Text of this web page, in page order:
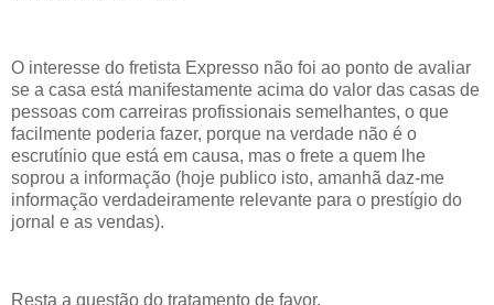
O interesse do fretista Expresso não foi ao ponto de avaliar
se a casa está manifestamente acima do valor das casas de
pessoas com carreiras profissionais semelhantes, o que
facilmente poderia fazer, porque na verdade não é o
escrutínio que está em causa, mas o frete a quem lhe
soprou a informação (hoje publico isto, amanhã daz-me
informação verdadeiramente relevante para o prestígio do
jornal e as vendas).
Resta a questão do tratamento de favor.